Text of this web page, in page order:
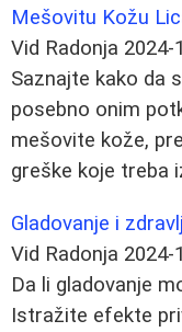
Mešovitu Kožu
Vid Radonja 2024-
Saznajte kako da
posebno onim
mešovite kože,
greške koje treba
Gladovanje i
Vid Radonja 2024-
Da li gladovanje
Istražite efekte